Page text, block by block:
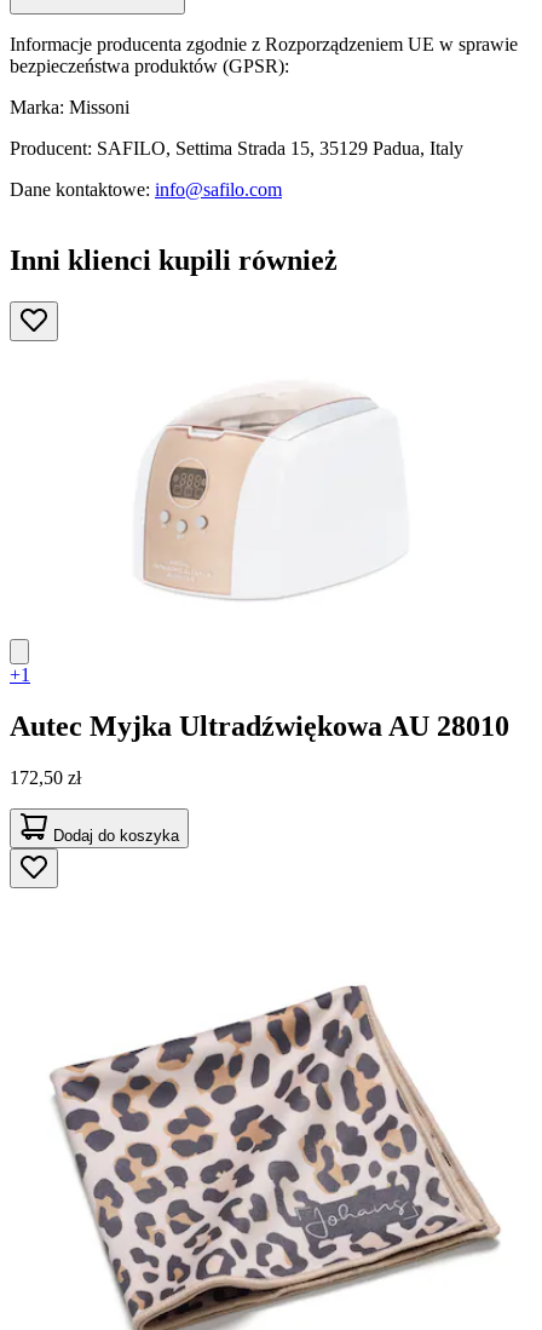
Informacje producenta zgodnie z Rozporządzeniem UE w sprawie
bezpieczeństwa produktów (GPSR):
Marka: Missoni
Producent: SAFILO, Settima Strada 15, 35129 Padua, Italy
Dane kontaktowe: info@safilo.com
Inni klienci kupili również
+1
Autec Myjka Ultradźwiękowa AU 28010
172,50 zł
Dodaj do koszyka